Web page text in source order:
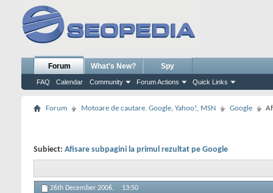
Forum
FAQ Calendar Community Forum Actions Quick Links
What's New? Spy
Forum Motoare de cautare. Google, Yahoo!, MSN Google
Subiect: Afisare subpagini la primul rezultat pe Google
26th December 2006, 13:50